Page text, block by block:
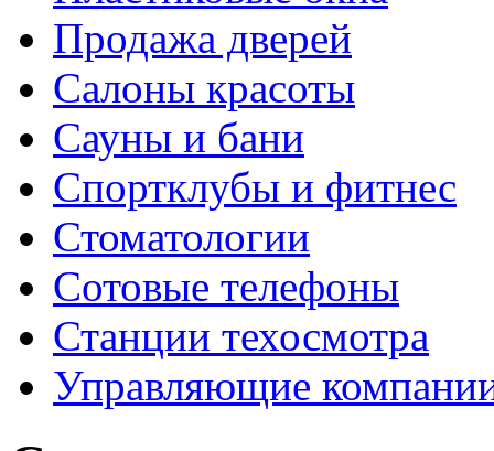
Продажа дверей
Салоны красоты
Сауны и бани
Спортклубы и фитнес
Стоматологии
Сотовые телефоны
Станции техосмотра
Управляющие